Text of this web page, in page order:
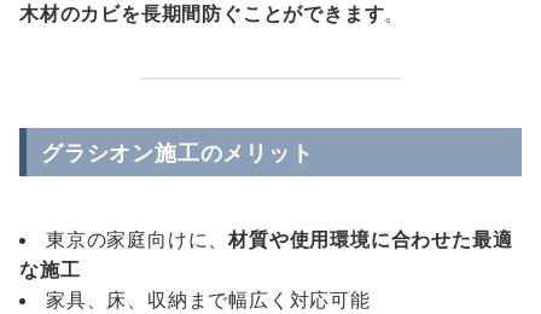
木材のカビを長期間防ぐことができます。
グラシオン施工のメリット
東京の家庭向けに、材質や使用環境に合わせた最適
な施工
家具、床、収納まで幅広く対応可能